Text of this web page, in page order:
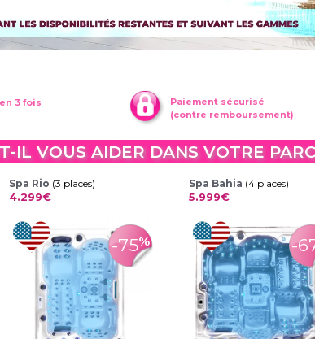
3 fois
Paiement sécurisé
(contre remboursement)
IL VOUS AIDER DANS VOTRE
Spa Rio (3 places)
4.299€
-75%
Spa Bahia (4 places)
5.999€
-